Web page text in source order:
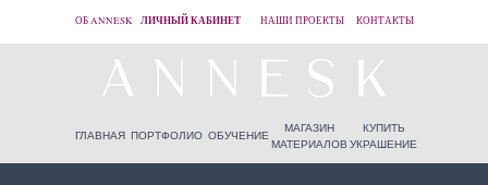
ОБ ANNESK ЛИЧНЫЙ КАБИНЕТ КОНТАКТЫ
НАШИ ПРОЕКТЫ
ОБУЧЕНИЕ
КУПИТЬ
УКРАШЕНИЕ
МАГАЗИН
МАТЕРИАЛОВ
ПОРТФОЛИО
ГЛАВНАЯ